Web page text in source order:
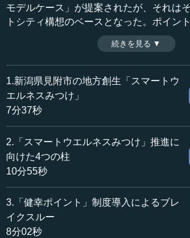
モデルケース」が提案されたが、それは
トシティ構想のベースとなった。ポイン
か。新潟県見附市市長の久住時男氏が、
ている住宅開発やスポーツ施策などとと
（全5話中第5話）
収録日：2018年7月4日
追加日：2018年12月26日
カテゴリー：
社会・福祉
≪全文≫
●健幸に関する条例と計画
する条例」についてです。歩くことを将
うということで、条例もつくったという
続きを見る ▼
1.新潟県見附市の地方創生「スマートウ
エルネスみつけ」
7分37秒
2.「スマートウエルネスみつけ」推進に
向けた4つの柱
10分55秒
3.「健幸ポイント」制度導入によるブレ
イクスルー
8分02秒